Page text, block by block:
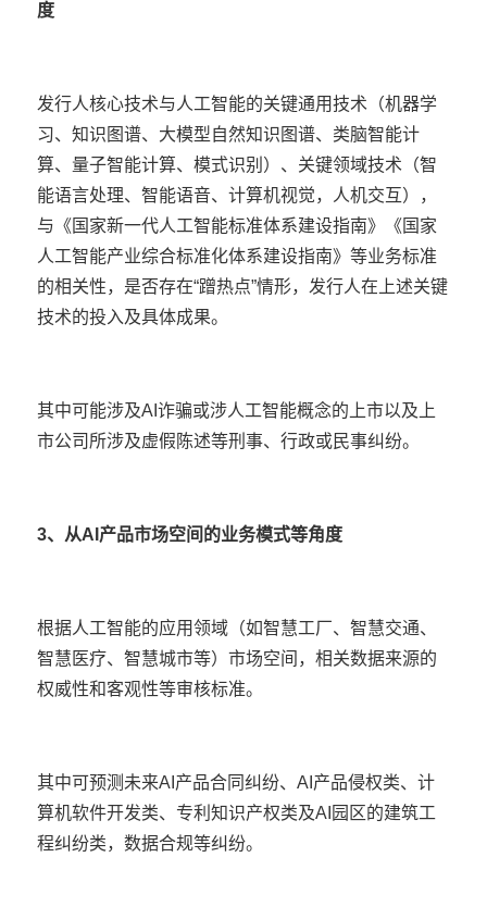
度
发行人核心技术与人工智能的关键通用技术（机器学
习、知识图谱、大模型自然知识图谱、类脑智能计
算、量子智能计算、模式识别）、关键领域技术（智
能语言处理、智能语音、计算机视觉，人机交互），
与《国家新一代人工智能标准体系建设指南》《国家
人工智能产业综合标准化体系建设指南》等业务标准
的相关性，是否存在“蹭热点”情形，发行人在上述关键
技术的投入及具体成果。
其中可能涉及AI诈骗或涉人工智能概念的上市以及上
市公司所涉及虚假陈述等刑事、行政或民事纠纷。
3、从AI产品市场空间的业务模式等角度
根据人工智能的应用领域（如智慧工厂、智慧交通、
智慧医疗、智慧城市等）市场空间，相关数据来源的
权威性和客观性等审核标准。
其中可预测未来AI产品合同纠纷、AI产品侵权类、计
算机软件开发类、专利知识产权类及AI园区的建筑工
程纠纷类，数据合规等纠纷。